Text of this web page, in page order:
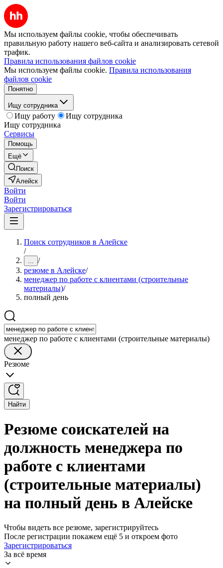
Мы используем файлы cookie, чтобы обеспечивать
правильную работу нашего веб-сайта и анализировать сетевой
трафик.
Правила использования файлов cookie
Мы используем файлы cookie. Правила использования
файлов cookie
Понятно
Ищу сотрудника
Ищу работу
Ищу сотрудника
Ищу сотрудника
Сервисы
Помощь
Ещё
Поиск
Алейск
Войти
Войти
Зарегистрироваться
Поиск сотрудников в Алейске
/
... /
резюме в Алейске/
менеджер по работе с клиентами (строительные
материалы)/
полный день
менеджер по работе с клиентами (строительные материалы)
Резюме
Найти
Резюме соискателей на
должность менеджера по
работе с клиентами
(строительные материалы)
на полный день в Алейске
Чтобы видеть все резюме, зарегистрируйтесь
После регистрации покажем ещё 5 и откроем фото
Зарегистрироваться
За всё время